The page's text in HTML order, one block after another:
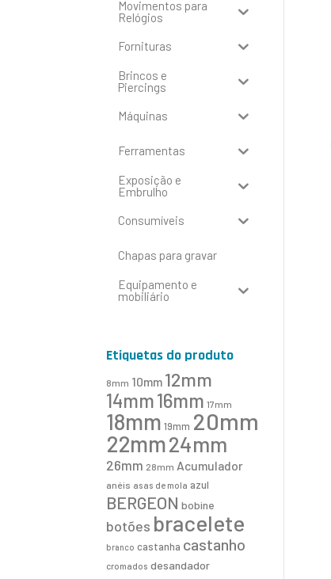
Movimentos para
Relógios
Fornituras
Brincos e
Piercings
Máquinas
Ferramentas
Exposição e
Embrulho
Consumíveis
Chapas para gravar
Equipamento e
mobiliário
Etiquetas do produto
8mm 10mm 12mm
14mm16mm 17mm
18mm 19mm 20mm
22mm24mm
26mm 28mm Acumulador
anéis asas de mola azul
BERGEON bobine
botões bracelete
branco castanha castanho
cromados desandador